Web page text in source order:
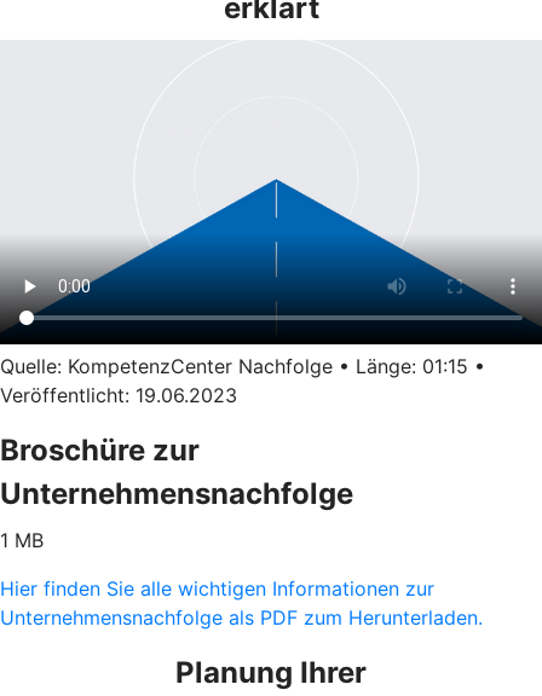
erklärt
Quelle: KompetenzCenter Nachfolge • Länge: 01:15 •
Veröffentlicht: 19.06.2023
Broschüre zur
Unternehmensnachfolge
1 MB
Hier finden Sie alle wichtigen Informationen zur
Unternehmensnachfolge als PDF zum Herunterladen.
Planung Ihrer